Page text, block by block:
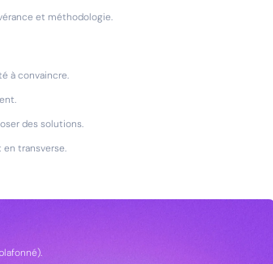
et méthodologie.
à convaincre.
des solutions.
transverse.